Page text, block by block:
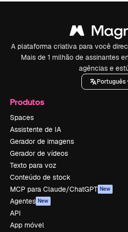
A plataforma criativa para você
Mais de 1 milhão de assinantes
agências e
Português
Produtos
Spaces
Assistente de IA
Gerador de imagens
Gerador de vídeos
Texto para voz
Conteúdo de stock
MCP para Claude/ChatGPT New
Agentes New
API
App móvel